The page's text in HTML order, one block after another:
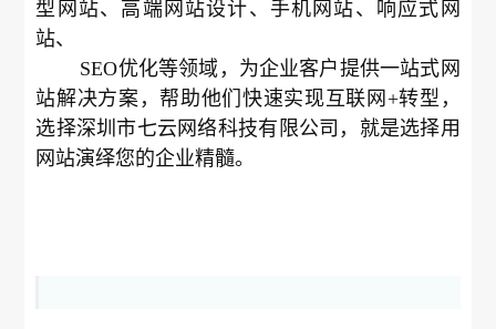
型网站、高端网站设计、手机网站、响应式网
站、
SEO优化等领域，为企业客户提供一站式网
站解决方案，帮助他们快速实现互联网+转型，
选择深圳市七云网络科技有限公司，就是选择用
网站演绎您的企业精髓。